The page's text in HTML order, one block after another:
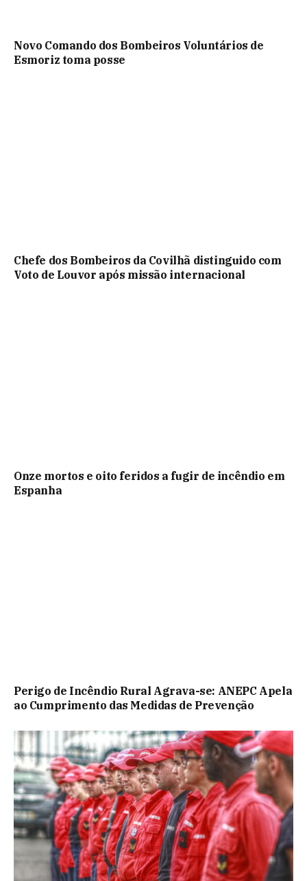
Novo Comando dos Bombeiros Voluntários de
Esmoriz toma posse
Chefe dos Bombeiros da Covilhã distinguido com
Voto de Louvor após missão internacional
Onze mortos e oito feridos a fugir de incêndio em
Espanha
Perigo de Incêndio Rural Agrava-se: ANEPC Apela
ao Cumprimento das Medidas de Prevenção